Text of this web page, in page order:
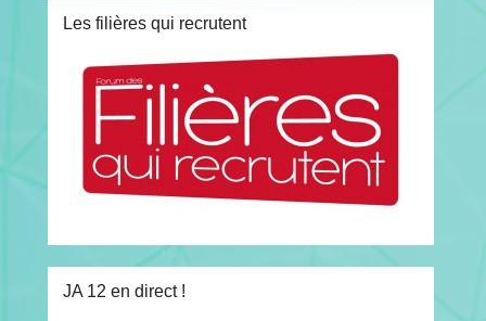
Les filières qui recrutent
JA 12 en direct !